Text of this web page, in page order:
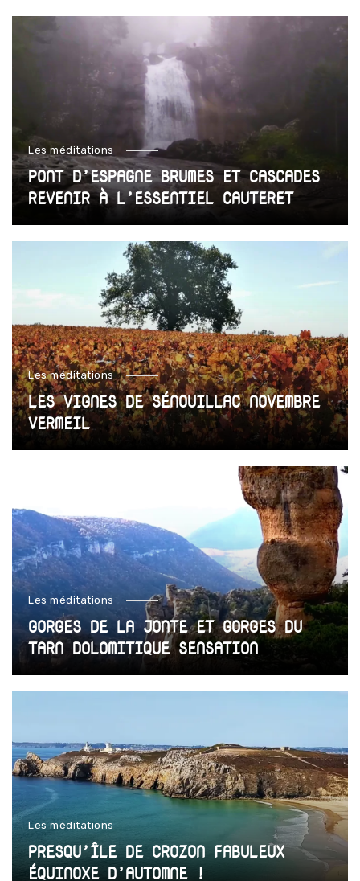
Les méditations
PONT D’ESPAGNE BRUMES ET CASCADES
REVENIR À L’ESSENTIEL CAUTERET
Les méditations
LES VIGNES DE SÉNOUILLAC NOVEMBRE
VERMEIL
Les méditations
GORGES DE LA JONTE ET GORGES DU
TARN DOLOMITIQUE SENSATION
Les méditations
PRESQU’ÎLE DE CROZON FABULEUX
ÉQUINOXE D’AUTOMNE !